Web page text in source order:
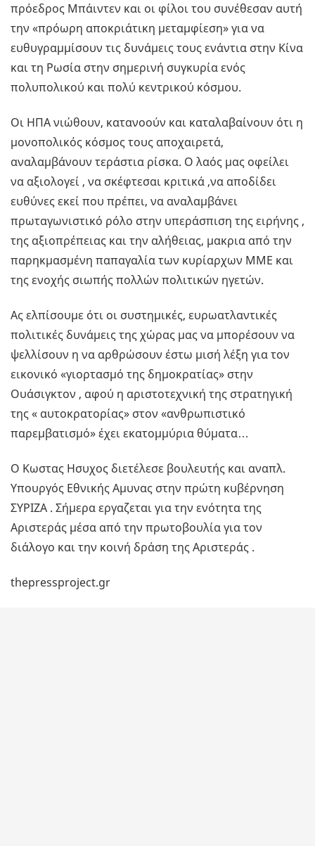
πρόεδρος Μπάιντεν και οι φίλοι του συνέθεσαν αυτή
την «πρόωρη αποκριάτικη μεταμφίεση» για να
ευθυγραμμίσουν τις δυνάμεις τους ενάντια στην Κίνα
και τη Ρωσία στην σημερινή συγκυρία ενός
πολυπολικού και πολύ κεντρικού κόσμου.
Οι ΗΠΑ νιώθουν, κατανοούν και καταλαβαίνουν ότι η
μονοπολικός κόσμος τους αποχαιρετά,
αναλαμβάνουν τεράστια ρίσκα. Ο λαός μας οφείλει
να αξιολογεί , να σκέφτεσαι κριτικά ,να αποδίδει
ευθύνες εκεί που πρέπει, να αναλαμβάνει
πρωταγωνιστικό ρόλο στην υπεράσπιση της ειρήνης ,
της αξιοπρέπειας και την αλήθειας, μακρια από την
παρηκμασμένη παπαγαλία των κυρίαρχων ΜΜΕ και
της ενοχής σιωπής πολλών πολιτικών ηγετών.
Ας ελπίσουμε ότι οι συστημικές, ευρωατλαντικές
πολιτικές δυνάμεις της χώρας μας να μπορέσουν να
ψελλίσουν η να αρθρώσουν έστω μισή λέξη για τον
εικονικό «γιορτασμό της δημοκρατίας» στην
Ουάσιγκτον , αφού η αριστοτεχνική της στρατηγική
της « αυτοκρατορίας» στον «ανθρωπιστικό
παρεμβατισμό» έχει εκατομμύρια θύματα…
Ο Κωστας Ησυχος διετέλεσε βουλευτής και αναπλ.
Υπουργός Εθνικής Αμυνας στην πρώτη κυβέρνηση
ΣΥΡΙΖΑ . Σήμερα εργαζεται για την ενότητα της
Αριστεράς μέσα από την πρωτοβουλία για τον
διάλογο και την κοινή δράση της Αριστεράς .
thepressproject.gr